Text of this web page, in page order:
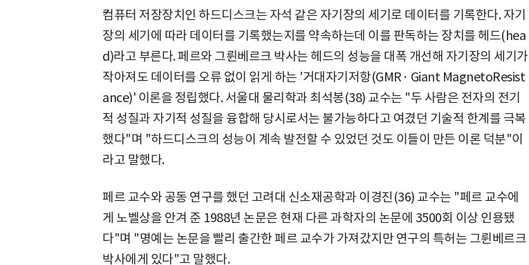
컴퓨터 저장장치인 하드디스크는 자석 같은 자기장의 세기로 데이터를 기록한다. 자기
장의 세기에 따라 데이터를 기록했는지를 약속하는데 이를 판독하는 장치를 헤드(hea
d)라고 부른다. 페르와 그륀베르크 박사는 헤드의 성능을 대폭 개선해 자기장의 세기가
작아져도 데이터를 오류 없이 읽게 하는 '거대자기저항(GMR· Giant MagnetoResist
ance)' 이론을 정립했다. 서울대 물리학과 최석봉(38) 교수는 "두 사람은 전자의 전기
적 성질과 자기적 성질을 융합해 당시로서는 불가능하다고 여겼던 기술적 한계를 극복
했다"며 "하드디스크의 성능이 계속 발전할 수 있었던 것도 이들이 만든 이론 덕분"이
라고 말했다.
페르 교수와 공동 연구를 했던 고려대 신소재공학과 이경진(36) 교수는 "페르 교수에
게 노벨상을 안겨 준 1988년 논문은 현재 다른 과학자의 논문에 3500회 이상 인용됐
다"며 "명예는 논문을 빨리 출간한 페르 교수가 가져갔지만 연구의 특허는 그륀베르크
박사에게 있다"고 말했다.